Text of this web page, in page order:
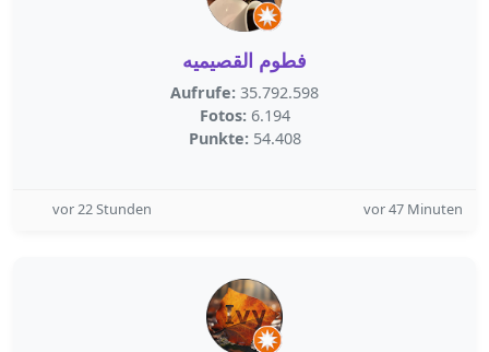
فطوم القصيميه
Aufrufe: 35.792.598
Fotos: 6.194
Punkte: 54.408
vor 22 Stunden vor 47 Minuten